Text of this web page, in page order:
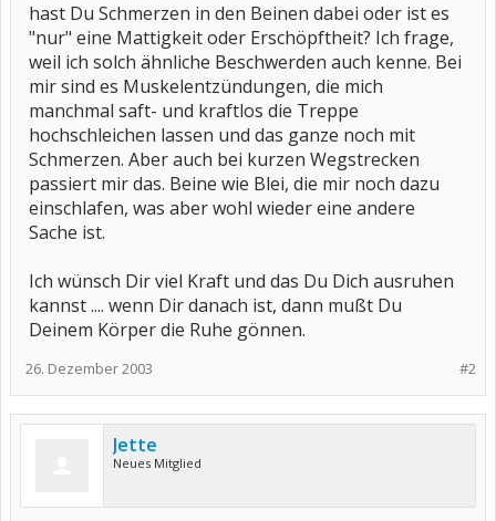
hast Du Schmerzen in den Beinen dabei oder ist es
"nur" eine Mattigkeit oder Erschöpftheit? Ich frage,
weil ich solch ähnliche Beschwerden auch kenne. Bei
mir sind es Muskelentzündungen, die mich
manchmal saft- und kraftlos die Treppe
hochschleichen lassen und das ganze noch mit
Schmerzen. Aber auch bei kurzen Wegstrecken
passiert mir das. Beine wie Blei, die mir noch dazu
einschlafen, was aber wohl wieder eine andere
Sache ist.
Ich wünsch Dir viel Kraft und das Du Dich ausruhen
kannst .... wenn Dir danach ist, dann mußt Du
Deinem Körper die Ruhe gönnen.
#2
26. Dezember 2003
Jette
Neues Mitglied